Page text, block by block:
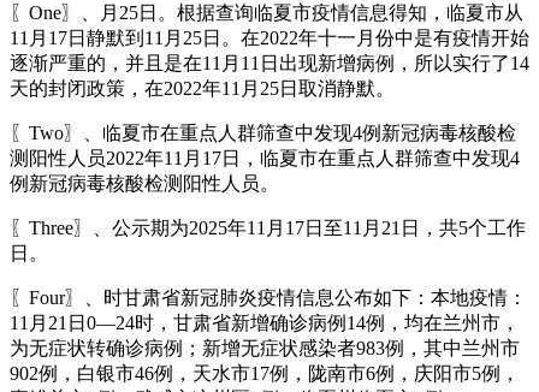
〖One〗、月25日。根据查询临夏市疫情信息得知，临夏市从
11月17日静默到11月25日。在2022年十一月份中是有疫情开始
逐渐严重的，并且是在11月11日出现新增病例，所以实行了14
天的封闭政策，在2022年11月25日取消静默。
〖Two〗、临夏市在重点人群筛查中发现4例新冠病毒核酸检
测阳性人员2022年11月17日，临夏市在重点人群筛查中发现4
例新冠病毒核酸检测阳性人员。
〖Three〗、公示期为2025年11月17日至11月21日，共5个工作
日。
〖Four〗、时甘肃省新冠肺炎疫情信息公布如下：本地疫情：
11月21日0—24时，甘肃省新增确诊病例14例，均在兰州市，
为无症状转确诊病例；新增无症状感染者983例，其中兰州市
902例，白银市46例，天水市17例，陇南市6例，庆阳市5例，